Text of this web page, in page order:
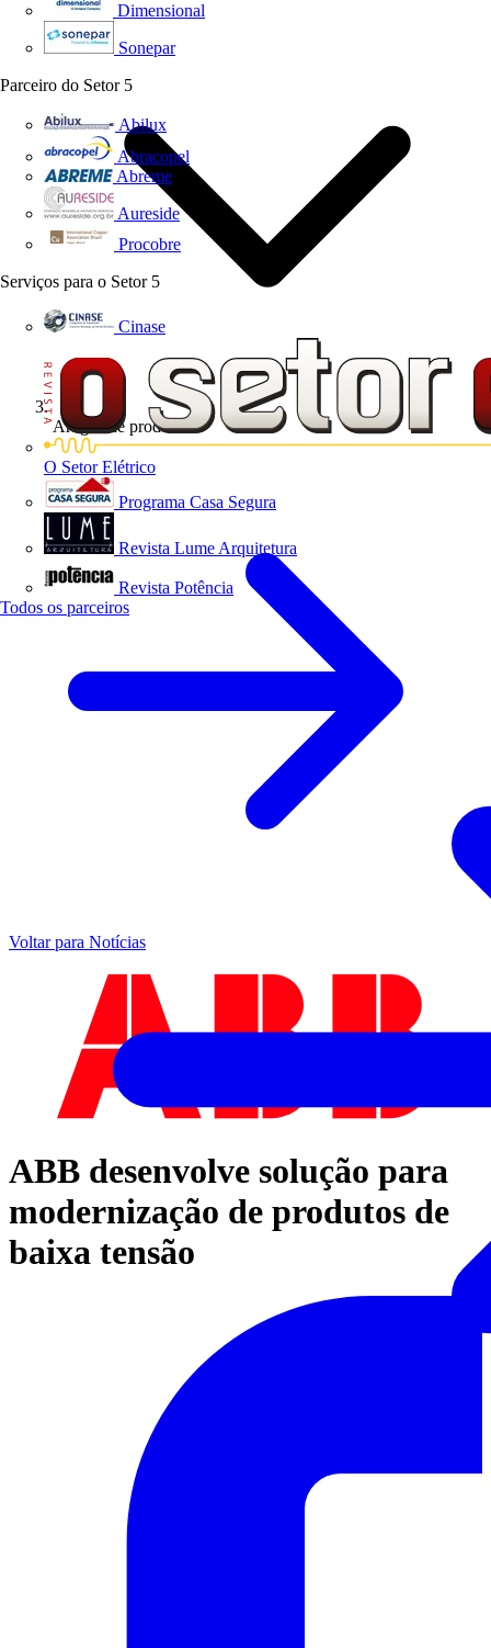
Dimensional
Sonepar
Parceiro do Setor 5
Abilux
Abracopel
Abreme
Aureside
Procobre
Serviços para o Setor 5
Cinase
O Setor Elétrico
Programa Casa Segura
Revista Lume Arquitetura
Revista Potência
Todos os parceiros
Artigos de produto
Voltar para Notícias
ABB desenvolve solução para
modernização de produtos de
baixa tensão